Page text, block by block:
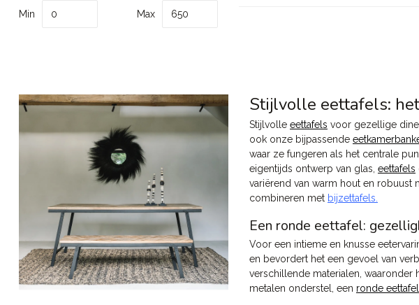
Min Max
Stijlvolle eettafels:
Stijlvolle eettafels voor gezellige
ook onze bijpassende
waar ze fungeren als het centrale
eigentijds ontwerp van glas, eettafels
variërend van warm hout en robuust
combineren met bijzettafels.
Een ronde eettafel:
Voor een intieme en knusse
en bevordert het een gevoel van
verschillende materialen, waaronder
metalen onderstel, een ronde eettafel